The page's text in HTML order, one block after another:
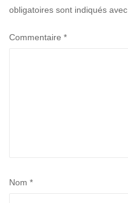
obligatoires sont indiqués avec
Commentaire *
Nom *